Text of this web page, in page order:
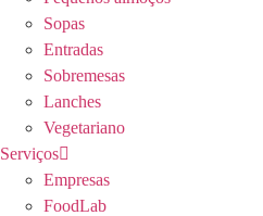
Sopas
Entradas
Sobremesas
Lanches
Vegetariano
Serviços
Empresas
FoodLab